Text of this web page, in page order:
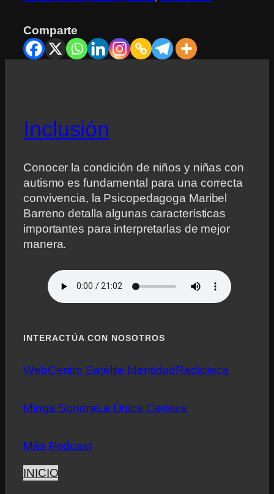
Comparte
Inclusión
Conocer la condición de niños y niñas con
autismo es fundamental para una correcta
convivencia, la Psicopedagoga Maribel
Barreno detalla algunas características
importantes para interpretarlas de mejor
manera.
INTERACTÚA CON NOSOTROS
WebCentro Satélite IdentidadRadioteca
Minga SonoraLa Única Certeza
Más Podcast
INICIO